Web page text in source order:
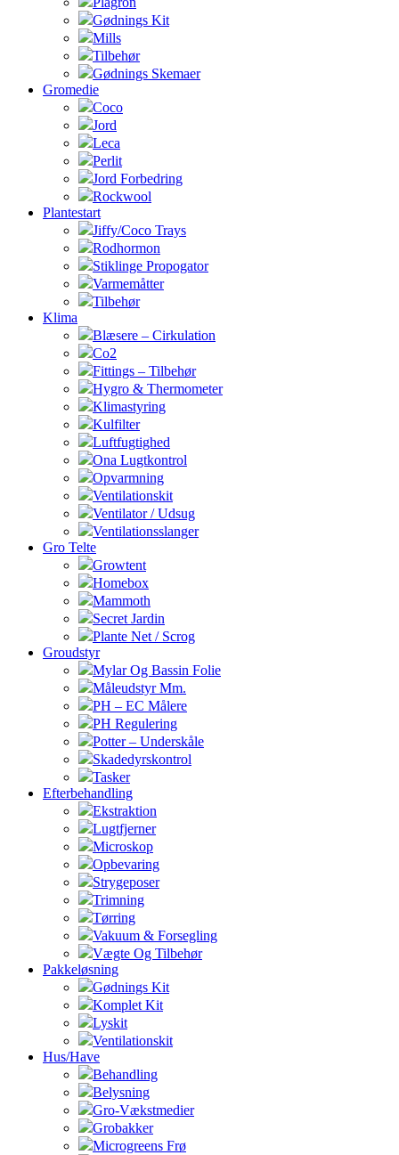
Gødnings Kit
Mills
Tilbehør
Gødnings Skemaer
Gromedie
Coco
Jord
Leca
Perlit
Jord Forbedring
Rockwool
Plantestart
Jiffy/Coco Trays
Rodhormon
Stiklinge Propogator
Varmemåtter
Tilbehør
Klima
Blæsere – Cirkulation
Co2
Fittings – Tilbehør
Hygro & Thermometer
Klimastyring
Kulfilter
Luftfugtighed
Ona Lugtkontrol
Opvarmning
Ventilationskit
Ventilator / Udsug
Ventilationsslanger
Gro Telte
Growtent
Homebox
Mammoth
Secret Jardin
Plante Net / Scrog
Groudstyr
Mylar Og Bassin Folie
Måleudstyr Mm.
PH – EC Målere
PH Regulering
Potter – Underskåle
Skadedyrskontrol
Tasker
Efterbehandling
Ekstraktion
Lugtfjerner
Microskop
Opbevaring
Strygeposer
Trimning
Tørring
Vakuum & Forsegling
Vægte Og Tilbehør
Pakkeløsning
Gødnings Kit
Komplet Kit
Lyskit
Ventilationskit
Hus/Have
Behandling
Belysning
Gro-Vækstmedier
Grobakker
Microgreens Frø